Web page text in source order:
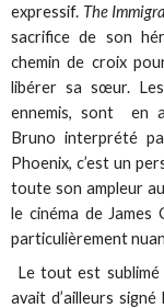
expressif. The
sacrifice de son
chemin de croix
libérer sa sœur. Les
ennemis, sont en
Bruno interprété
Phoenix, c’est un
toute son ampleur
le cinéma de James
particulièrement
Le tout est
avait d’ailleurs